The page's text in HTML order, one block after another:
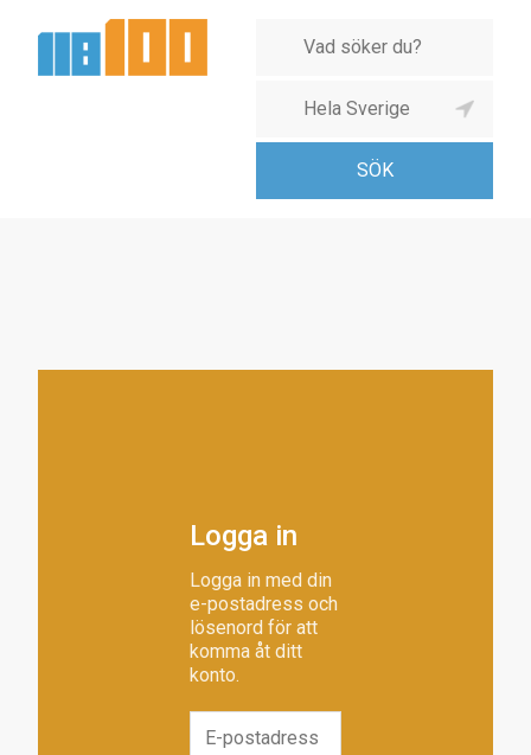
Logga in
Logga in med din
e-postadress och
lösenord för att
komma åt ditt
konto.